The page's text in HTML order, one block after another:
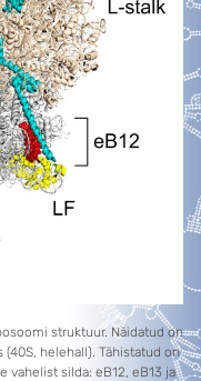
struktuur. Näidatud on
(40S, helehall). Tähistatud on
silda: eB12, eB13 ja